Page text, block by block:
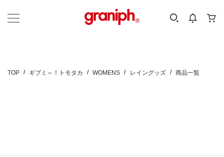
カテゴリーから探す
TOP ギブミ～！トモタカ WOMENS レイングッズ 商品一覧